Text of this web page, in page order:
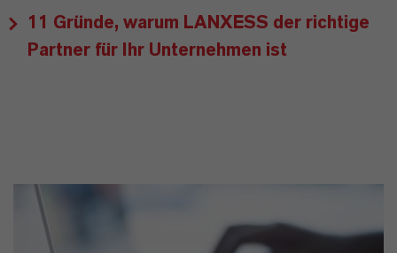
11 Gründe, warum LANXESS der richtige
Partner für Ihr Unternehmen ist